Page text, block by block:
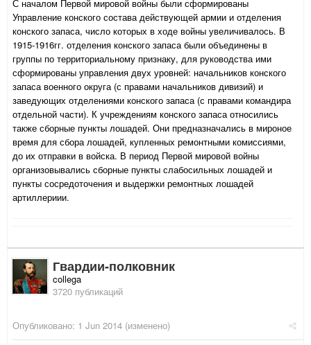
С началом Первой мировой войны были сформированы
Управление конского состава действующей армии и отделения
конского запаса, число которых в ходе войны увеличивалось. В
1915-1916гг. отделения конского запаса были объединены в
группы по территориальному признаку, для руководства ими
сформированы управления двух уровней: начальников конского
запаса военного округа (с правами начальников дивизий) и
заведующих отделениями конского запаса (с правами командира
отдельной части). К учреждениям конского запаса относились
также сборные пункты лошадей. Они предназначались в мироное
время для сбора лошадей, купленных ремонтными комиссиями,
до их отправки в войска. В период Первой мировой войны
организовывались сборные пункты слабосильных лошадей и
пункты сосредоточения и выдержки ремонтных лошадей
артиллериии.
Гвардии-полковник
collega
3720 публикаций
Опубликовано: 1 Jun 2014 (изменено)